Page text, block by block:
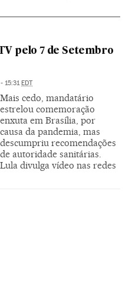
pelo 7 de Setembro
15:31 EDT
Mais cedo, mandatário
estrelou comemoração
enxuta em Brasília, por
causa da pandemia, mas
descumpriu recomendações
de autoridade sanitárias.
Lula divulga vídeo nas redes